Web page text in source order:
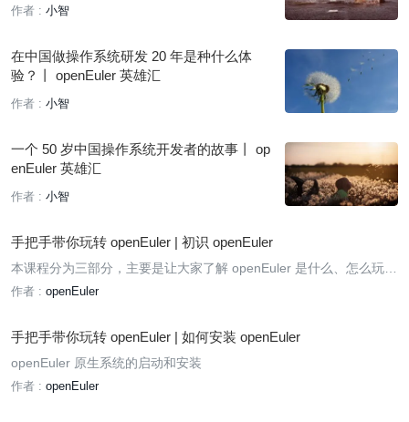
作者 : 小智
在中国做操作系统研发 20 年是种什么体
验？丨 openEuler 英雄汇
作者 : 小智
一个 50 岁中国操作系统开发者的故事丨 op
enEuler 英雄汇
作者 : 小智
手把手带你玩转 openEuler | 初识 openEuler
本课程分为三部分，主要是让大家了解 openEuler 是什么、怎么玩、
如何参与。
作者 : openEuler
手把手带你玩转 openEuler | 如何安装 openEuler
openEuler 原生系统的启动和安装
作者 : openEuler